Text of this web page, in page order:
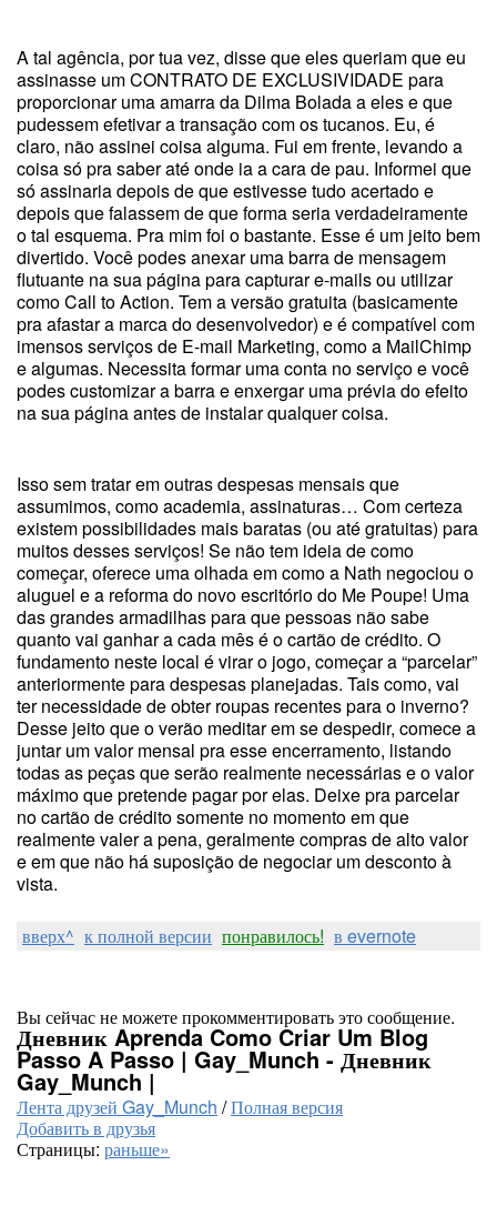
A tal agência, por tua vez, disse que eles queriam que eu
assinasse um CONTRATO DE EXCLUSIVIDADE para
proporcionar uma amarra da Dilma Bolada a eles e que
pudessem efetivar a transação com os tucanos. Eu, é
claro, não assinei coisa alguma. Fui em frente, levando a
coisa só pra saber até onde ia a cara de pau. Informei que
só assinaria depois de que estivesse tudo acertado e
depois que falassem de que forma seria verdadeiramente
o tal esquema. Pra mim foi o bastante. Esse é um jeito bem
divertido. Você podes anexar uma barra de mensagem
flutuante na sua página para capturar e-mails ou utilizar
como Call to Action. Tem a versão gratuita (basicamente
pra afastar a marca do desenvolvedor) e é compatível com
imensos serviços de E-mail Marketing, como a MailChimp
e algumas. Necessita formar uma conta no serviço e você
podes customizar a barra e enxergar uma prévia do efeito
na sua página antes de instalar qualquer coisa.
Isso sem tratar em outras despesas mensais que
assumimos, como academia, assinaturas… Com certeza
existem possibilidades mais baratas (ou até gratuitas) para
muitos desses serviços! Se não tem ideia de como
começar, oferece uma olhada em como a Nath negociou o
aluguel e a reforma do novo escritório do Me Poupe! Uma
das grandes armadilhas para que pessoas não sabe
quanto vai ganhar a cada mês é o cartão de crédito. O
fundamento neste local é virar o jogo, começar a “parcelar”
anteriormente para despesas planejadas. Tais como, vai
ter necessidade de obter roupas recentes para o inverno?
Desse jeito que o verão meditar em se despedir, comece a
juntar um valor mensal pra esse encerramento, listando
todas as peças que serão realmente necessárias e o valor
máximo que pretende pagar por elas. Deixe pra parcelar
no cartão de crédito somente no momento em que
realmente valer a pena, geralmente compras de alto valor
e em que não há suposição de negociar um desconto à
vista.
вверх^ к полной версии понравилось! в evernote
Вы сейчас не можете прокомментировать это сообщение.
Дневник Aprenda Como Criar Um Blog
Passo A Passo | Gay_Munch - Дневник
Gay_Munch |
Лента друзей Gay_Munch /Полная версия
Добавить в друзья
Страницы: раньше»